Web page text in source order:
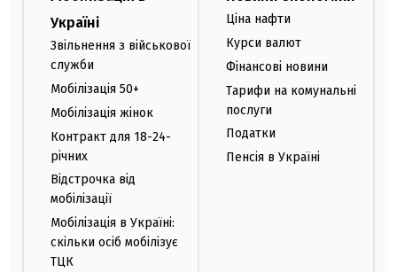
Україні
Звільнення з військової
служби
Мобілізація 50+
Мобілізація жінок
Контракт для 18-24-
річних
Відстрочка від
мобілізації
Мобілізація в Україні:
скільки осіб мобілізує
ТЦК
Ціна нафти
Курси валют
Фінансові новини
Тарифи на комунальні
послуги
Податки
Пенсія в Україні